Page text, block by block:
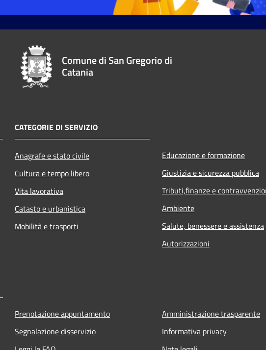
Comune di San Gregorio di
Catania
CATEGORIE DI SERVIZIO
Anagrafe e stato civile
Cultura e tempo libero
Vita lavorativa
Catasto e urbanistica
Mobilità e trasporti
Educazione e formazione
Giustizia e sicurezza pubblica
Tributi,finanze e
Ambiente
Salute, benessere e assistenza
Autorizzazioni
Prenotazione appuntamento
Segnalazione disservizio
Amministrazione trasparente
Informativa privacy